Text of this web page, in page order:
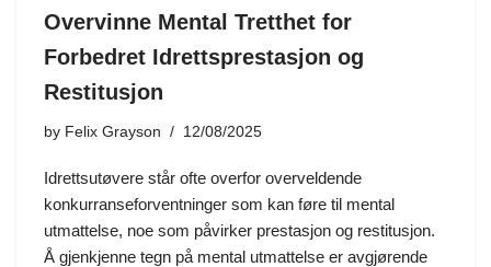
Overvinne Mental Tretthet for
Forbedret Idrettsprestasjon og
Restitusjon
by Felix Grayson 12/08/2025
Idrettsutøvere står ofte overfor overveldende
konkurranseforventninger som kan føre til mental
utmattelse, noe som påvirker prestasjon og restitusjon.
Å gjenkjenne tegn på mental utmattelse er avgjørende